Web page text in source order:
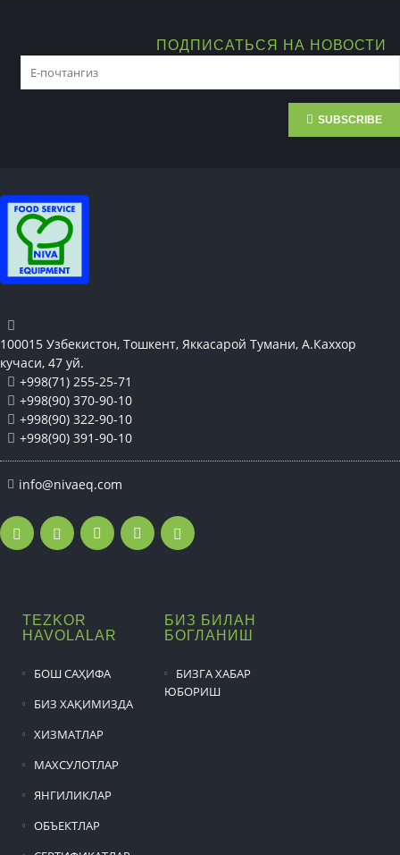
ПОДПИСАТЬСЯ НА НОВОСТИ
SUBSCRIBE
100015 Узбекистон, Тошкент, Яккасарой Тумани, А.Каххор
кучаси, 47 уй.
+998(71) 255-25-71
+998(90) 370-90-10
+998(90) 322-90-10
+998(90) 391-90-10
info@nivaeq.com
TEZKOR
HAVOLALAR
БОШ САҲИФА
БИЗ ХАҚИМИЗДА
ХИЗМАТЛАР
МАХСУЛОТЛАР
ЯНГИЛИКЛАР
ОБЪЕКТЛАР
БИЗ БИЛАН
БОГЛАНИШ
БИЗГА ХАБАР
ЮБОРИШ